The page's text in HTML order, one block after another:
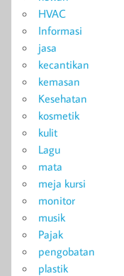
HVAC
Informasi
jasa
kecantikan
kemasan
Kesehatan
kosmetik
kulit
Lagu
mata
meja kursi
monitor
musik
Pajak
pengobatan
plastik